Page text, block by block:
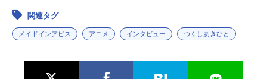
関連タグ
メイドインアビス アニメ インタビュー つくしあきひと